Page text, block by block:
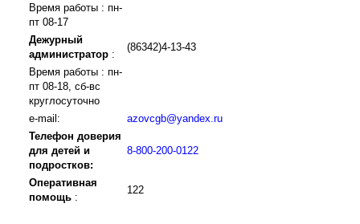
Время работы : пн-
пт 08-17
Дежурный
администратор :
(86342)4-13-43
Время работы : пн-
пт 08-18, сб-вс
круглосуточно
e-mail:
azovcgb@yandex.ru
Телефон доверия
для детей и
подростков:
8-800-200-0122
Оперативная
помощь :
122